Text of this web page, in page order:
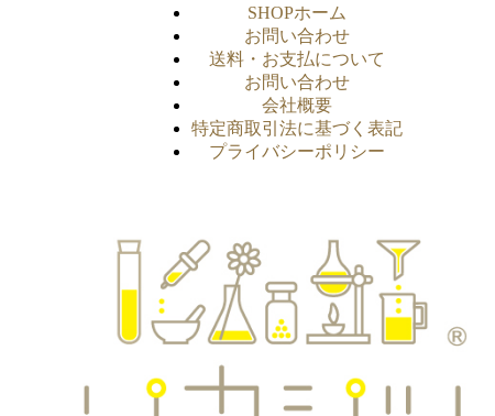
SHOPホーム
お問い合わせ
送料・お支払について
お問い合わせ
会社概要
特定商取引法に基づく表記
プライバシーポリシー